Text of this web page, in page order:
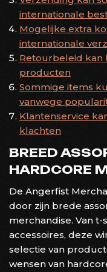
internationale
Mogelijke extra
internationale
Retourbeleid kan
producten
Sommige items
vanwege
Klantenservice
klachten
BREED
HARDCORE
De Angerfist
door zijn brede
merchandise. Van
accessoires, deze
selectie van
wensen van